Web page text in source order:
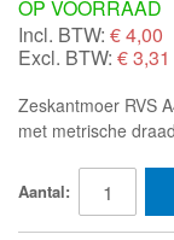
OP VOORRAAD
Incl. BTW: €4,00
Excl. BTW: € 3,31
Zeskantmoer RVS
met metrische
Aantal: